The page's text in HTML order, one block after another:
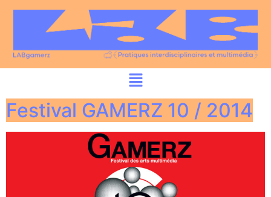
Festival GAMERZ 10 / 2014